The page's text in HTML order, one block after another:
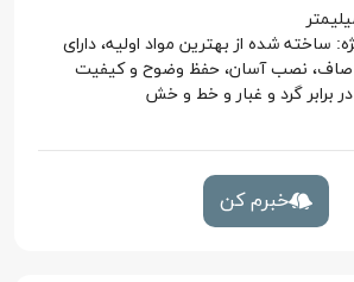
ساخته شده از بهترین مواد اولیه، دارای
نصب آسان، حفظ وضوح و کیفیت
برابر گرد و غبار و خط و خش
خبرم کن